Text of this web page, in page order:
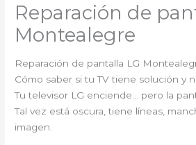
Reparación de
Montealegre
Reparación de pantalla LG
Cómo saber si tu TV tiene solución y
Tu televisor LG enciende… pero la
Tal vez está oscura, tiene líneas,
imagen.